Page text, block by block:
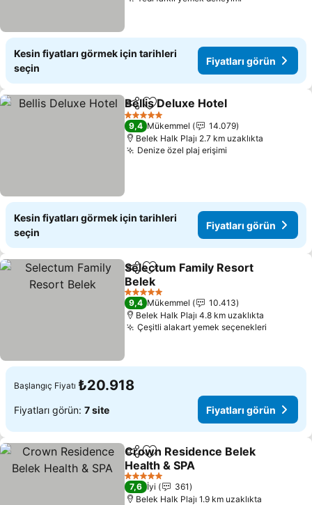
Kesin fiyatları görmek için tarihleri
seçin
Fiyatları görün
PaylaşFavorilerime ekle
Bellis Deluxe Hotel
5 Yıldız
9,4 Mükemmel
14.079
Belek Halk Plajı 2.7 km uzaklıkta
Denize özel plaj erişimi
Kesin fiyatları görmek için tarihleri
seçin
Fiyatları görün
PaylaşFavorilerime ekle
Selectum Family Resort
Belek
Fiyatları görün
5 Yıldız
9,4 Mükemmel
10.413
Belek Halk Plajı 4.8 km uzaklıkta
Çeşitli alakart yemek seçenekleri
Başlangıç Fiyatı ₺20.918
Fiyatları görün: 7 site Fiyatları görün
PaylaşFavorilerime ekle
Crown Residence Belek
Health & SPA
Fiyatları görün
5 Yıldız
7,6 İyi
361
Belek Halk Plajı 1.9 km uzaklıkta